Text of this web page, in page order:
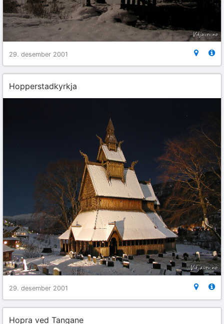
29. desember 2001
Hopperstadkyrkja
29. desember 2001
Hopra ved Tangane